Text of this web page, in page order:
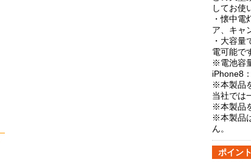
してお使
・懐中
ア、キャ
・大容
電可能で
※電池容
iPhone8
※本製品
当社では
※本製品
※本製品
ん。
ポイン